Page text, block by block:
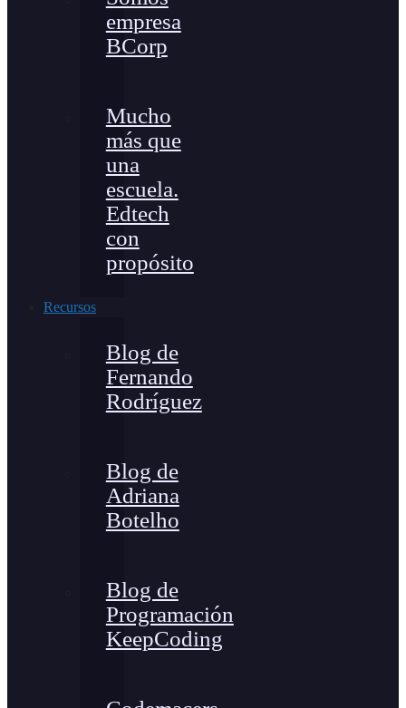
empresa
BCorp
Mucho
más que
una
escuela.
Edtech
con
propósito
Recursos
Blog de
Fernando
Rodríguez
Blog de
Adriana
Botelho
Blog de
Programación
KeepCoding